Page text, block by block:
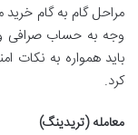
وجه به حساب صرافی
باید همواره به نکات
کرد.
معامله (تریدینگ)